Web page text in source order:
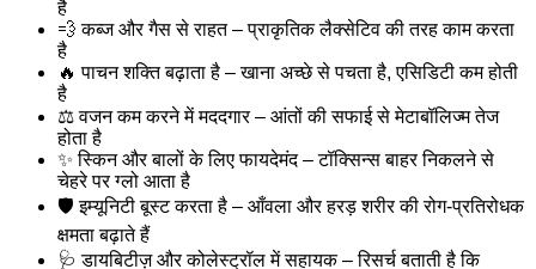
है
💨 कब्ज और गैस से राहत – प्राकृतिक लैक्सेटिव की तरह काम करता
है
🔥 पाचन शक्ति बढ़ाता है – खाना अच्छे से पचता है, एसिडिटी कम होती
है
⚖️ वजन कम करने में मददगार – आंतों की सफाई से मेटाबॉलिज्म तेज
होता है
✨ स्किन और बालों के लिए फायदेमंद – टॉक्सिन्स बाहर निकलने से
चेहरे पर ग्लो आता है
🛡️ इम्यूनिटी बूस्ट करता है – आँवला और हरड़ शरीर की रोग-प्रतिरोधक
क्षमता बढ़ाते हैं
🩺 डायबिटीज़ और कोलेस्ट्रॉल में सहायक – रिसर्च बताती है कि